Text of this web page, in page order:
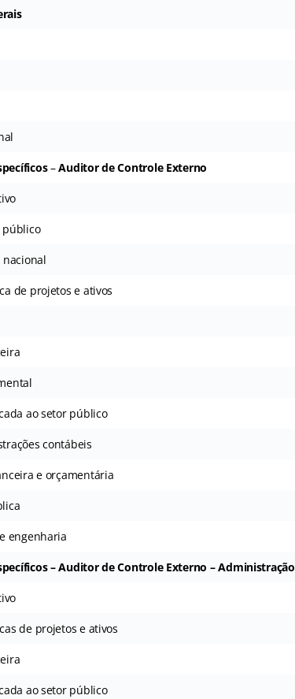
–Auditor de Controle Externo
público
de projetos e ativos
ao setor público
contábeis
e orçamentária
engenharia
– Auditor de Controle Externo – Administração
de projetos e ativos
ao setor público